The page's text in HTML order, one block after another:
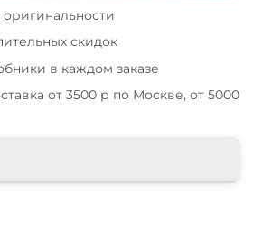
оригинальности
скидок
в каждом заказе
от 3500 р по Москве, от 5000